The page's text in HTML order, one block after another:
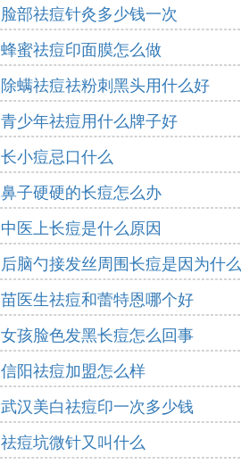
脸部祛痘针灸多少钱一次
蜂蜜祛痘印面膜怎么做
除螨祛痘祛粉刺黑头用什么好
青少年祛痘用什么牌子好
长小痘忌口什么
鼻子硬硬的长痘怎么办
中医上长痘是什么原因
后脑勺接发丝周围长痘是因为什么
苗医生祛痘和蕾特恩哪个好
女孩脸色发黑长痘怎么回事
信阳祛痘加盟怎么样
武汉美白祛痘印一次多少钱
祛痘坑微针又叫什么